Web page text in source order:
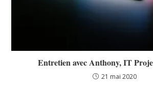
Entretien avec Anthony, IT
21 mai 2020